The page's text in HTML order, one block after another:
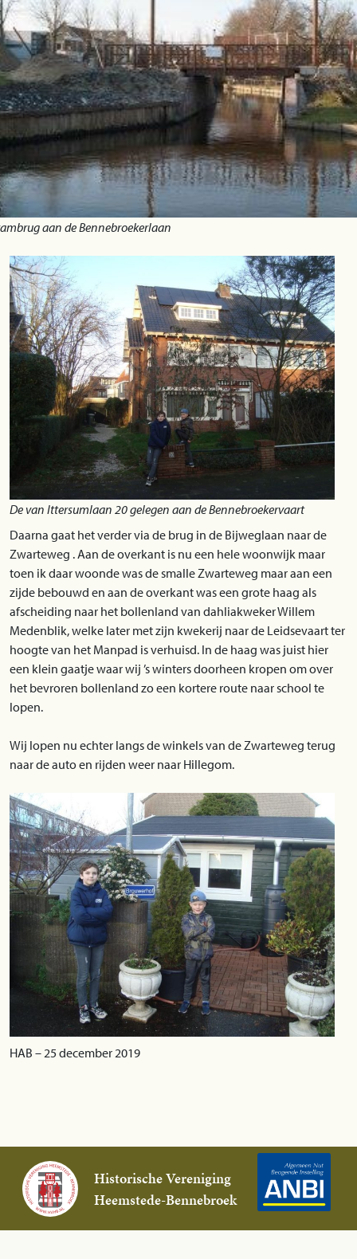
aan de Bennebroekerlaan
De van Ittersumlaan 20 gelegen aan de Bennebroekervaart
Daarna gaat het verder via de brug in de Bijweglaan naar de
Zwarteweg . Aan de overkant is nu een hele woonwijk maar
toen ik daar woonde was de smalle Zwarteweg maar aan een
zijde bebouwd en aan de overkant was een grote haag als
afscheiding naar het bollenland van dahliakweker Willem
Medenblik, welke later met zijn kwekerij naar de Leidsevaart ter
hoogte van het Manpad is verhuisd. In de haag was juist hier
een klein gaatje waar wij ’s winters doorheen kropen om over
het bevroren bollenland zo een kortere route naar school te
lopen.
Wij lopen nu echter langs de winkels van de Zwarteweg terug
naar de auto en rijden weer naar Hillegom.
HAB – 25 december 2019
Historische Vereniging
Heemstede-Bennebroek